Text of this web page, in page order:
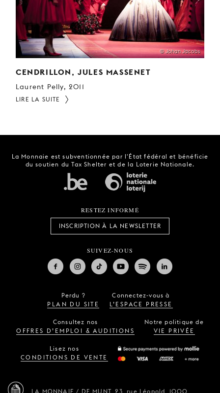
© Johan Jacobs
CENDRILLON, JULES MASSENET
Laurent Pelly, 2011
LIRE LA SUITE
La Monnaie est subventionnée par l'État fédéral et bénéficie
du soutien du Tax Shelter et de la Loterie Nationale.
RESTEZ INFORMÉ
INSCRIPTION À LA NEWSLETTER
SUIVEZ-NOUS
Perdu ?
PLAN DU SITE
Connectez-vous à
L’ESPACE PRESSE
Consultez nos
OFFRES D’EMPLOI & AUDITIONS
Notre politique de
VIE PRIVÉE
Lisez nos
CONDITIONS DE VENTE
LA MONNAIE / DE MUNT, 23, rue Léopold, 1000